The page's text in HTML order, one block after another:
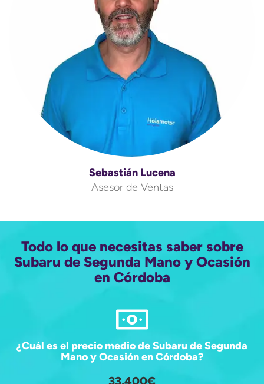
Sebastián Lucena
Asesor de Ventas
Todo lo que necesitas saber sobre
Subaru de Segunda Mano y Ocasión
en Córdoba
¿Cuál es el precio medio de Subaru de Segunda
Mano y Ocasión en Córdoba?
33.400€